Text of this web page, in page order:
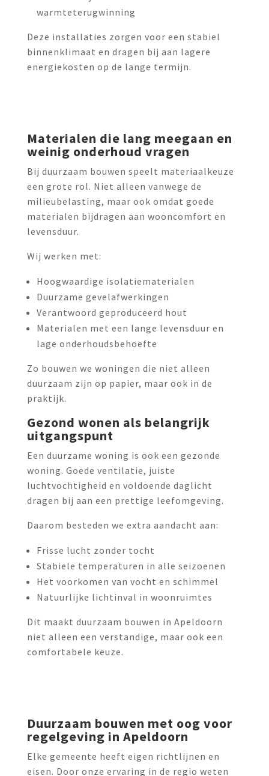
warmteterugwinning
Deze installaties zorgen voor een stabiel
binnenklimaat en dragen bij aan lagere
energiekosten op de lange termijn.
Materialen die lang meegaan en
weinig onderhoud vragen
Bij duurzaam bouwen speelt materiaalkeuze
een grote rol. Niet alleen vanwege de
milieubelasting, maar ook omdat goede
materialen bijdragen aan wooncomfort en
levensduur.
Wij werken met:
Hoogwaardige isolatiematerialen
Duurzame gevelafwerkingen
Verantwoord geproduceerd hout
Materialen met een lange levensduur en
lage onderhoudsbehoefte
Zo bouwen we woningen die niet alleen
duurzaam zijn op papier, maar ook in de
praktijk.
Gezond wonen als belangrijk
uitgangspunt
Een duurzame woning is ook een gezonde
woning. Goede ventilatie, juiste
luchtvochtigheid en voldoende daglicht
dragen bij aan een prettige leefomgeving.
Daarom besteden we extra aandacht aan:
Frisse lucht zonder tocht
Stabiele temperaturen in alle seizoenen
Het voorkomen van vocht en schimmel
Natuurlijke lichtinval in woonruimtes
Dit maakt duurzaam bouwen in Apeldoorn
niet alleen een verstandige, maar ook een
comfortabele keuze.
Duurzaam bouwen met oog voor
regelgeving in Apeldoorn
Elke gemeente heeft eigen richtlijnen en
eisen. Door onze ervaring in de regio weten